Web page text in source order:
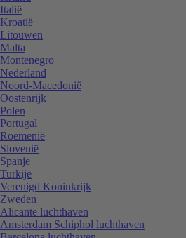
Italië
Kroatië
Litouwen
Malta
Montenegro
Nederland
Noord-Macedonië
Oostenrijk
Polen
Portugal
Roemenië
Slovenië
Spanje
Turkije
Verenigd Koninkrijk
Zweden
Alicante luchthaven
Amsterdam Schiphol luchthaven